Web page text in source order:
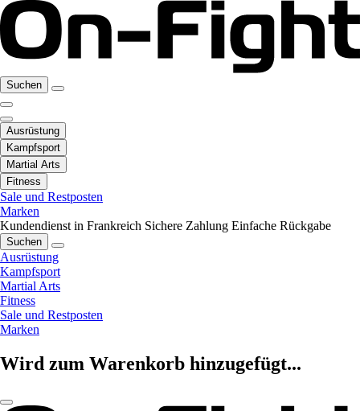
Suchen
Ausrüstung
Kampfsport
Martial Arts
Fitness
Sale und Restposten
Marken
Kundendienst in Frankreich Sichere Zahlung Einfache Rückgabe
Suchen
Ausrüstung
Kampfsport
Martial Arts
Fitness
Sale und Restposten
Marken
Wird zum Warenkorb hinzugefügt...